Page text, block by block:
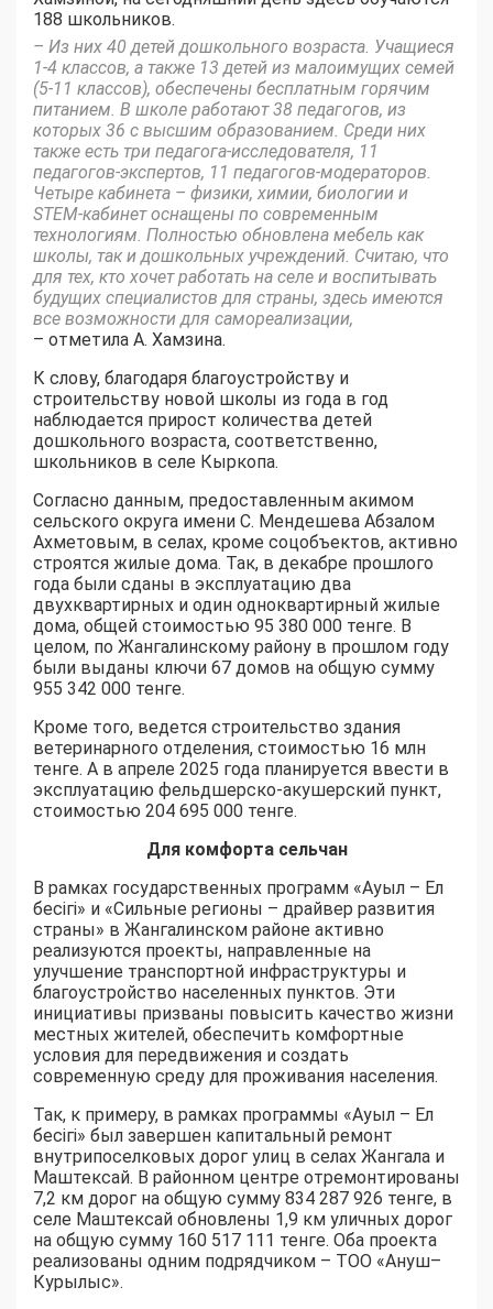
188 школьников.
– Из них 40 детей дошкольного возраста. Учащиеся
1-4 классов, а также 13 детей из малоимущих семей
(5-11 классов), обеспечены бесплатным горячим
питанием. В школе работают 38 педагогов, из
которых 36 с высшим образованием. Среди них
также есть три педагога-исследователя, 11
педагогов-экспертов, 11 педагогов-модераторов.
Четыре кабинета – физики, химии, биологии и
STEM-кабинет оснащены по современным
технологиям. Полностью обновлена мебель как
школы, так и дошкольных учреждений. Считаю, что
для тех, кто хочет работать на селе и воспитывать
будущих специалистов для страны, здесь имеются
все возможности для самореализации,
– отметила А. Хамзина.
К слову, благодаря благоустройству и
строительству новой школы из года в год
наблюдается прирост количества детей
дошкольного возраста, соответственно,
школьников в селе Кыркопа.
Согласно данным, предоставленным акимом
сельского округа имени С. Мендешева Абзалом
Ахметовым, в селах, кроме соцобъектов, активно
строятся жилые дома. Так, в декабре прошлого
года были сданы в эксплуатацию два
двухквартирных и один одноквартирный жилые
дома, общей стоимостью 95 380 000 тенге. В
целом, по Жангалинскому району в прошлом году
были выданы ключи 67 домов на общую сумму
955 342 000 тенге.
Кроме того, ведется строительство здания
ветеринарного отделения, стоимостью 16 млн
тенге. А в апреле 2025 года планируется ввести в
эксплуатацию фельдшерско-акушерский пункт,
стоимостью 204 695 000 тенге.
Для комфорта сельчан
В рамках государственных программ «Ауыл – Ел
бесігі» и «Сильные регионы – драйвер развития
страны» в Жангалинском районе активно
реализуются проекты, направленные на
улучшение транспортной инфраструктуры и
благоустройство населенных пунктов. Эти
инициативы призваны повысить качество жизни
местных жителей, обеспечить комфортные
условия для передвижения и создать
современную среду для проживания населения.
Так, к примеру, в рамках программы «Ауыл – Ел
бесігі» был завершен капитальный ремонт
внутрипоселковых дорог улиц в селах Жангала и
Маштексай. В районном центре отремонтированы
7,2 км дорог на общую сумму 834 287 926 тенге, в
селе Маштексай обновлены 1,9 км уличных дорог
на общую сумму 160 517 111 тенге. Оба проекта
реализованы одним подрядчиком – ТОО «Ануш–
Курылыс».